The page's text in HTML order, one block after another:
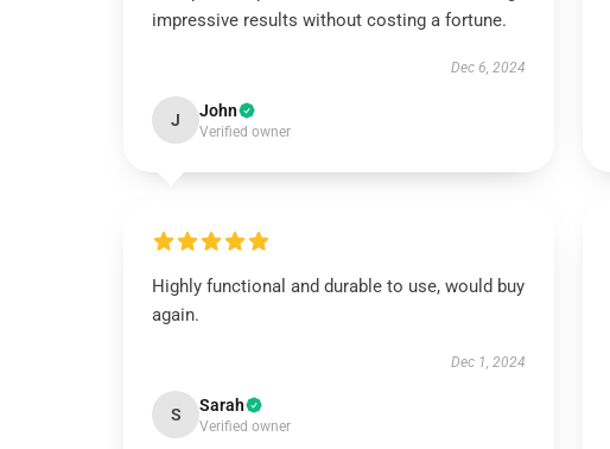
impressive results without costing a fortune.
Dec 6, 2024
J John
Verified owner
Highly functional and durable to use, would buy
again.
Dec 1, 2024
S Sarah
Verified owner